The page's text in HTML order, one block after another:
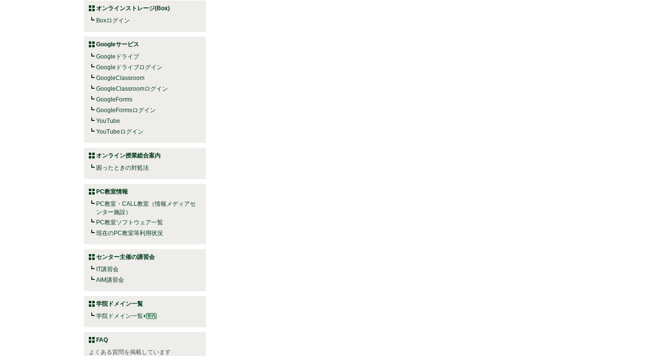
オンラインストレージ(Box)
Boxログイン
Googleサービス
Googleドライブ
Googleドライブログイン
GoogleClassroom
GoogleClassroomログイン
GoogleForms
GoogleFormsログイン
YouTube
YouTubeログイン
オンライン授業総合案内
困ったときの対処法
PC教室情報
PC教室・CALL教室（情報メディアセ
ンター施設）
PC教室ソフトウェア一覧
現在のPC教室等利用状況
センター主催の講習会
IT講習会
AIM講習会
学院ドメイン一覧
学院ドメイン一覧
FAQ
よくある質問を掲載しています